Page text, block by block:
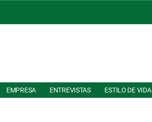
EMPRESA ENTREVISTAS ESTILO DE VIDA